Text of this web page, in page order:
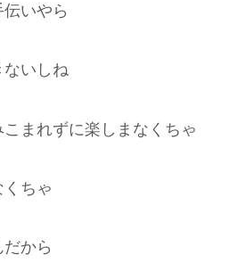
いやら
ないしね
まれずに楽しまなくちゃ
ちゃ
から